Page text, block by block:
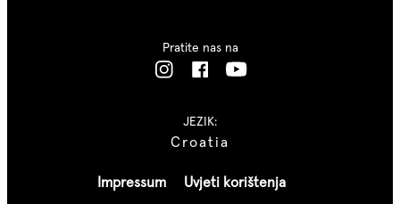
Impressum Uvjeti korištenja
JEZIK:
Croatia
Pratite nas na